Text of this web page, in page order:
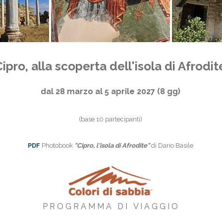
alla scoperta dell'isola di
dal 28 marzo al 5 aprile 2027 (8 gg)
(base 10 partecipanti)
PDF Photobook "Cipro, l'isola di Afrodite"di Dario Basile
P R O G R A M M A D I V I A G G I O